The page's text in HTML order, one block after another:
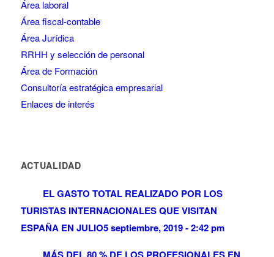
Área laboral
Área fiscal-contable
Área Jurídica
RRHH y selección de personal
Área de Formación
Consultoría estratégica empresarial
Enlaces de interés
ACTUALIDAD
EL GASTO TOTAL REALIZADO POR LOS
TURISTAS INTERNACIONALES QUE VISITAN
ESPAÑA EN JULIO5 septiembre, 2019 - 2:42 pm